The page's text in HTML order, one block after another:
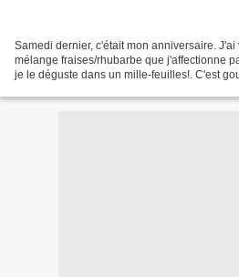
Samedi dernier, c'était mon anniversaire.
mélange fraises/rhubarbe que j'affectionne
je le déguste dans un mille-feuilles!. C'est